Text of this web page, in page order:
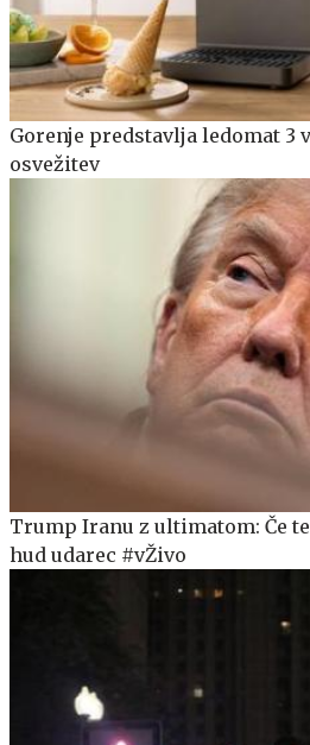
Gorenje predstavlja ledomat 3
osvežitev
Trump Iranu z ultimatom: Če
hud udarec #vŽivo